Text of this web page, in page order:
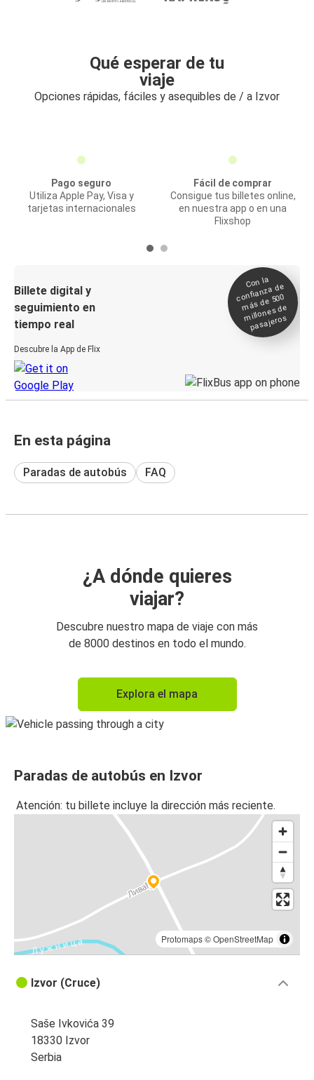
Qué esperar de tu
viaje
Opciones rápidas, fáciles y asequibles de / a Izvor
Pago seguro
Utiliza Apple Pay, Visa y
tarjetas internacionales
Fácil de comprar
Consigue tus billetes online,
en nuestra app o en una
Flixshop
Billete digital y
seguimiento en
tiempo real
Descubre la App de Flix
Con la
confianza de
más de 500
millones de
pasajeros
En esta página
Paradas de autobús FAQ
¿A dónde quieres
viajar?
Descubre nuestro mapa de viaje con más
de 8000 destinos en todo el mundo.
Explora el mapa
Paradas de autobús en Izvor
Atención: tu billete incluye la dirección más reciente.
Protomaps©OpenStreetMap
Izvor (Cruce)
Saše Ivkovića 39
18330 Izvor
Serbia